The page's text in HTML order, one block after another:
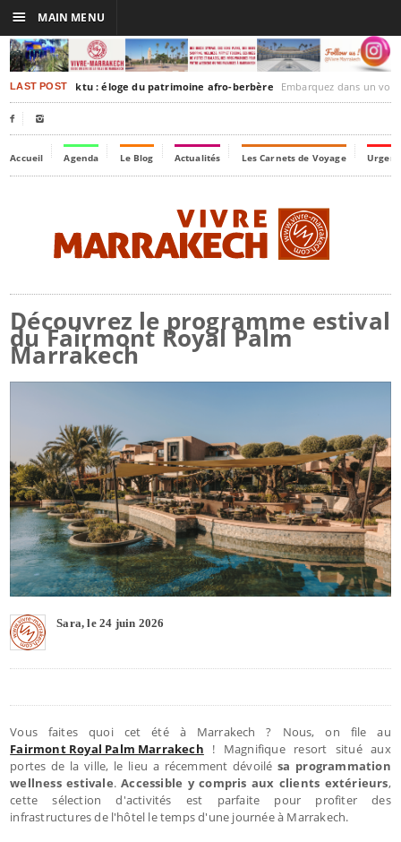
LAST POSTTimbuktu : éloge du patrimoine afro-berbère Embarquez dans un voyage culturel dans le
 
Accueil Agenda Le Blog Actualités Les Carnets de Voyage
Découvrez le programme estival
du Fairmont Royal Palm
Marrakech
Sara, le 24 juin 2026
Vous faites quoi cet été à Marrakech ? Nous, on file au
Fairmont Royal Palm Marrakech ! Magnifique resort situé aux
portes de la ville, le lieu a récemment dévoilésa programmation
wellness estivale.Accessible y compris aux clients extérieurs,
cette sélection d'activités est parfaite pour profiter des
infrastructures de l'hôtel le temps d'une journée à Marrakech.
☰ MAIN MENU